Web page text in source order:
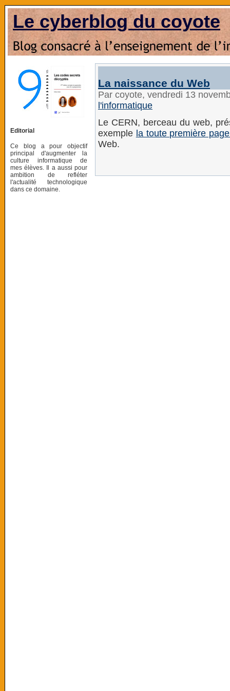
Le cyberblog du coyote
Editorial
Ce blog a pour objectif
principal d'augmenter la
culture informatique de
mes élèves. Il a aussi pour
ambition de refléter
l'actualité technologique
dans ce domaine.
La naissance du Web
Par coyote, vendredi 13
l'informatique
Le CERN, berceau du web,
exemple la toute première
Web.